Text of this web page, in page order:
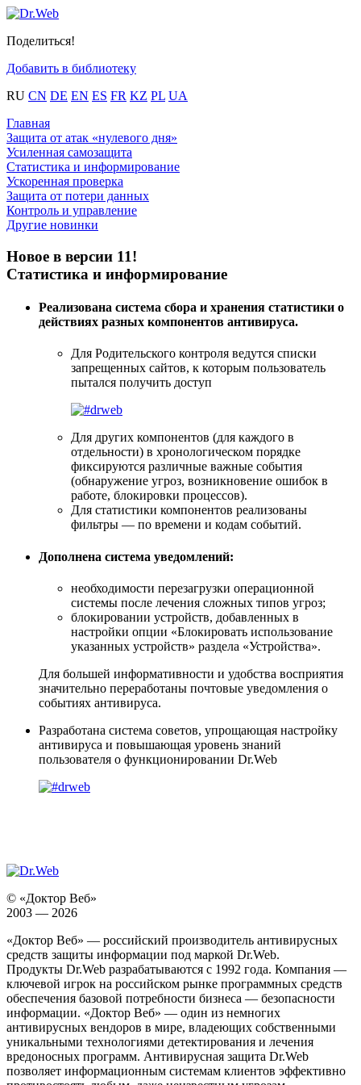
Поделиться!
Добавить в библиотеку
RU CN DE EN ES FR KZ PL UA
Главная
Защита от атак «нулевого дня»
Усиленная самозащита
Статистика и информирование
Ускоренная проверка
Защита от потери данных
Контроль и управление
Другие новинки
Новое в версии 11!
Статистика и информирование
Реализована система сбора и хранения статистики о
действиях разных компонентов антивируса.
Для Родительского контроля ведутся списки
запрещенных сайтов, к которым пользователь
пытался получить доступ
Для других компонентов (для каждого в
отдельности) в хронологическом порядке
фиксируются различные важные события
(обнаружение угроз, возникновение ошибок в
работе, блокировки процессов).
Для статистики компонентов реализованы
фильтры — по времени и кодам событий.
Дополнена система уведомлений:
необходимости перезагрузки операционной
системы после лечения сложных типов угроз;
блокировании устройств, добавленных в
настройки опции «Блокировать использование
указанных устройств» раздела «Устройства».
Для большей информативности и удобства восприятия
значительно переработаны почтовые уведомления о
событиях антивируса.
Разработана система советов, упрощающая настройку
антивируса и повышающая уровень знаний
пользователя о функционировании Dr.Web
© «Доктор Веб»
2003 — 2026
«Доктор Веб» — российский производитель антивирусных
средств защиты информации под маркой Dr.Web.
Продукты Dr.Web разрабатываются с 1992 года. Компания —
ключевой игрок на российском рынке программных средств
обеспечения базовой потребности бизнеса — безопасности
информации. «Доктор Веб» — один из немногих
антивирусных вендоров в мире, владеющих собственными
уникальными технологиями детектирования и лечения
вредоносных программ. Антивирусная защита Dr.Web
позволяет информационным системам клиентов эффективно